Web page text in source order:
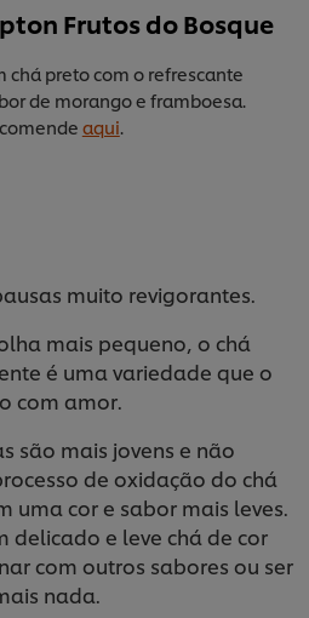
Frutos do Bosque
chá preto com o refrescante
de morango e framboesa.
aqui
muito revigorantes.
mais pequeno, o chá
é uma variedade que o
com amor.
são mais jovens e não
de oxidação do chá
uma cor e sabor mais leves.
delicado e leve chá de cor
com outros sabores ou ser
nada.